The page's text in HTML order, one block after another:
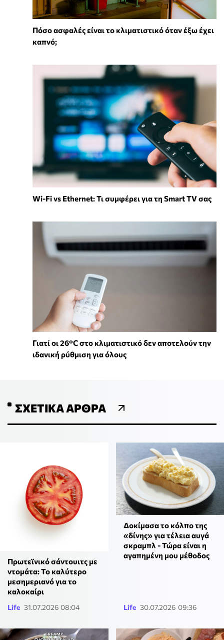
Πόσο ασφαλές είναι το κλιματιστικό όταν έξω έχει
καπνό;
Wi-Fi vs Ethernet: Τι συμφέρει για τη Smart TV σας
Γιατί οι 26°C στο κλιματιστικό δεν αποτελούν την
ιδανική ρύθμιση για όλους
ΣΧΕΤΙΚΆ ΆΡΘΡΑ
Πρωτεϊνικό σάντουιτς με
ντομάτα: Το καλύτερο
μεσημεριανό για το
καλοκαίρι
Life 31.07.2026 08:04
Δοκίμασα το κόλπο της
«δίνης» για τέλεια αυγά
σκραμπλ - Τώρα είναι η
αγαπημένη μου μέθοδος
Life 30.07.2026 09:36